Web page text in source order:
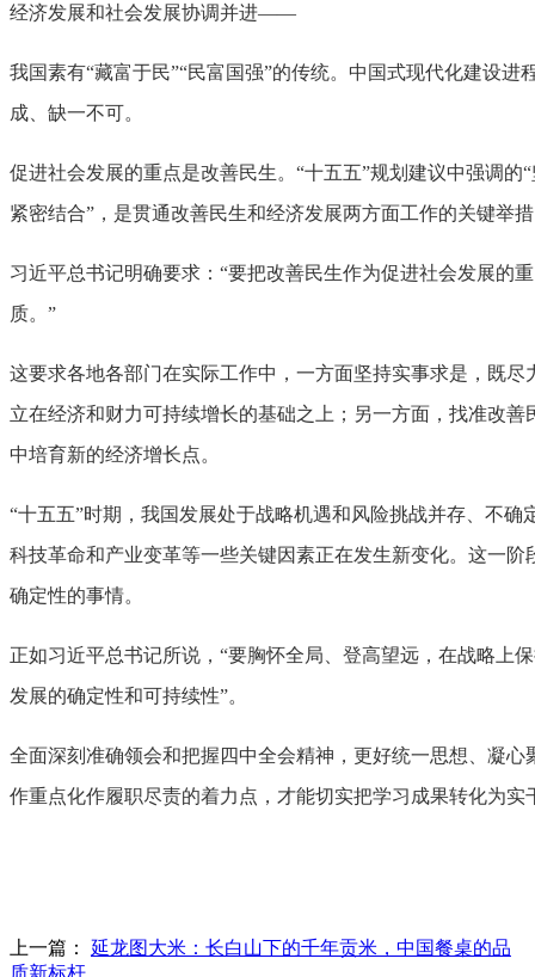
经济发展和社会发展协调并进——
我国素有“藏富于民”“民富国强”的传统。中国式现代化建设
成、缺一不可。
促进社会发展的重点是改善民生。“十五五”规划建议中强调
紧密结合”，是贯通改善民生和经济发展两方面工作的关键举
习近平总书记明确要求：“要把改善民生作为促进社会发展的
质。”
这要求各地各部门在实际工作中，一方面坚持实事求是，既
立在经济和财力可持续增长的基础之上；另一方面，找准改
中培育新的经济增长点。
“十五五”时期，我国发展处于战略机遇和风险挑战并存、不
科技革命和产业变革等一些关键因素正在发生新变化。这一
确定性的事情。
正如习近平总书记所说，“要胸怀全局、登高望远，在战略上
发展的确定性和可持续性”。
全面深刻准确领会和把握四中全会精神，更好统一思想、凝
作重点化作履职尽责的着力点，才能切实把学习成果转化为实
上一篇： 延龙图大米：长白山下的千年贡米，中国餐桌的品
质新标杆